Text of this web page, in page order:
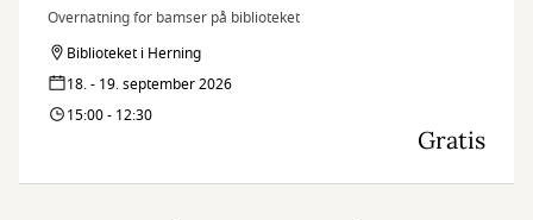
Overnatning for bamser på biblioteket
Biblioteket i Herning
18. - 19. september 2026
15:00 - 12:30
Gratis